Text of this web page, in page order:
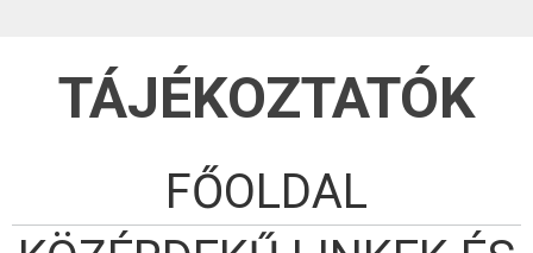
TÁJÉKOZTATÓK
FŐOLDAL